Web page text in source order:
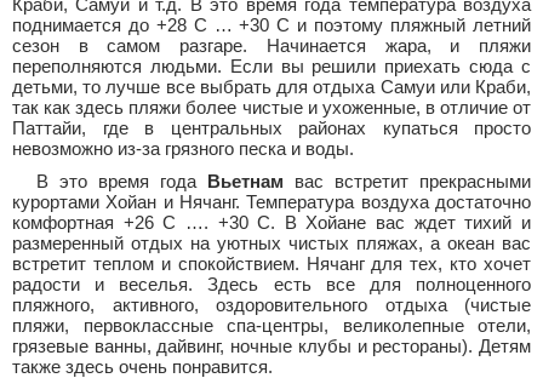
Краби, Самуи и т.д. В это время года температура воздуха
поднимается до +28 C … +30 C и поэтому пляжный летний
сезон в самом разгаре. Начинается жара, и пляжи
переполняются людьми. Если вы решили приехать сюда с
детьми, то лучше все выбрать для отдыха Самуи или Краби,
так как здесь пляжи более чистые и ухоженные, в отличие от
Паттайи, где в центральных районах купаться просто
невозможно из-за грязного песка и воды.
В это время года Вьетнам вас встретит прекрасными
курортами Хойан и Нячанг. Температура воздуха достаточно
комфортная +26 C …. +30 C. В Хойане вас ждет тихий и
размеренный отдых на уютных чистых пляжах, а океан вас
встретит теплом и спокойствием. Нячанг для тех, кто хочет
радости и веселья. Здесь есть все для полноценного
пляжного, активного, оздоровительного отдыха (чистые
пляжи, первоклассные спа-центры, великолепные отели,
грязевые ванны, дайвинг, ночные клубы и рестораны). Детям
также здесь очень понравится.